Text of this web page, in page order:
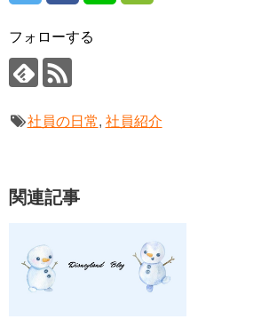
フォローする
社員の日常, 社員紹介
関連記事